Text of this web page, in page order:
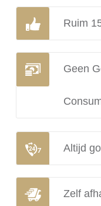
Ruim
Geen
Altijd
Zelf